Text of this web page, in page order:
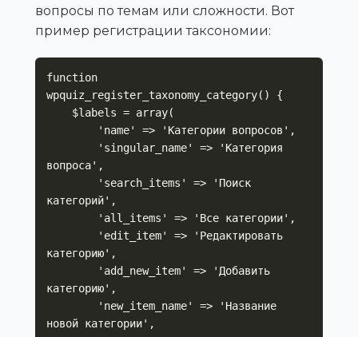
вопросы по темам или сложности. Вот
пример регистрации таксономии:
function
wpquiz_register_taxonomy_category() {
вопроса',
категорий',
категорию',
категорию',
новой категории',